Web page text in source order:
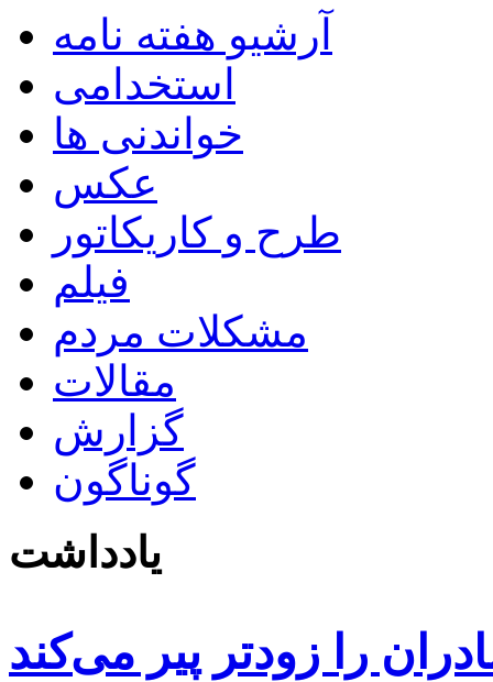
آرشیو هفته نامه
استخدامی
خواندنی ها
عکس
طرح و کاریکاتور
فیلم
مشکلات مردم
مقالات
گزارش
گوناگون
یادداشت
را زودتر پیر می‌کند